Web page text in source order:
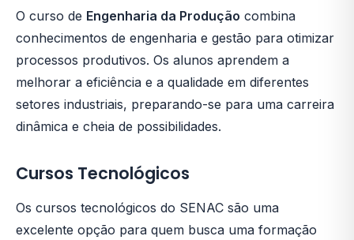
O curso de Engenharia da Produção combina
conhecimentos de engenharia e gestão para otimizar
processos produtivos. Os alunos aprendem a
melhorar a eficiência e a qualidade em diferentes
setores industriais, preparando-se para uma carreira
dinâmica e cheia de possibilidades.
Cursos Tecnológicos
Os cursos tecnológicos do SENAC são uma
excelente opção para quem busca uma formação